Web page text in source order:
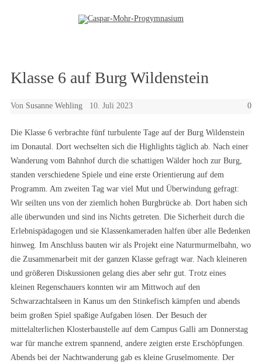
Klasse 6 auf Burg Wildenstein
Von Susanne Wehling 10. Juli 2023 0
Die Klasse 6 verbrachte fünf turbulente Tage auf der Burg Wildenstein
im Donautal. Dort wechselten sich die Highlights täglich ab. Nach einer
Wanderung vom Bahnhof durch die schattigen Wälder hoch zur Burg,
standen verschiedene Spiele und eine erste Orientierung auf dem
Programm. Am zweiten Tag war viel Mut und Überwindung gefragt:
Wir seilten uns von der ziemlich hohen Burgbrücke ab. Dort haben sich
alle überwunden und sind ins Nichts getreten. Die Sicherheit durch die
Erlebnispädagogen und sie Klassenkameraden halfen über alle Bedenken
hinweg. Im Anschluss bauten wir als Projekt eine Naturmurmelbahn, wo
die Zusammenarbeit mit der ganzen Klasse gefragt war. Nach kleineren
und größeren Diskussionen gelang dies aber sehr gut. Trotz eines
kleinen Regenschauers konnten wir am Mittwoch auf den
Schwarzachtalseen in Kanus um den Stinkefisch kämpfen und abends
beim großen Spiel spaßige Aufgaben lösen. Der Besuch der
mittelalterlichen Klosterbaustelle auf dem Campus Galli am Donnerstag
war für manche extrem spannend, andere zeigten erste Erschöpfungen.
Abends bei der Nachtwanderung gab es kleine Gruselmomente. Der